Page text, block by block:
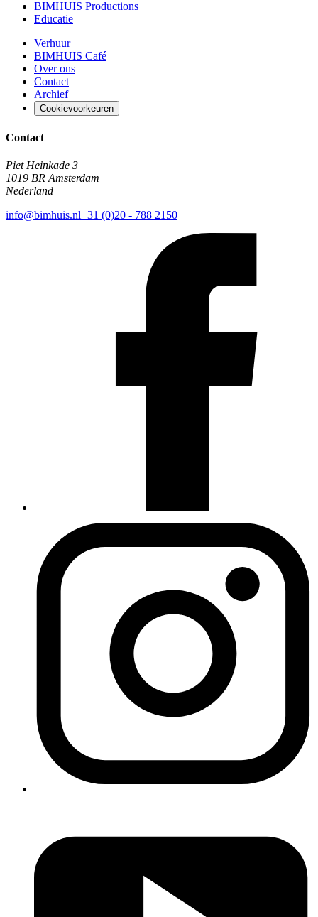
BIMHUIS Productions
Educatie
Verhuur
BIMHUIS Café
Over ons
Contact
Archief
Cookievoorkeuren
Contact
Piet Heinkade 3
1019 BR Amsterdam
Nederland
info@bimhuis.nl+31 (0)20 - 788 2150